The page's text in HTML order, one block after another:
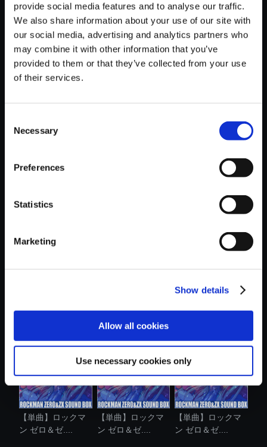
provide social media features and to analyse our traffic.
We also share information about your use of our site with
our social media, advertising and analytics partners who
may combine it with other information that you’ve
provided to them or that they’ve collected from your use
of their services.
Selection
Necessary
Preferences
Statistics
Marketing
Show details
Allow all cookies
Use necessary cookies only
【単曲】ロックマン ゼロ＆ゼク
ス サウンドBOX クール・ウォ
ーター
おすすめ商品
ン ゼロ＆ゼ....
ン ゼロ＆ゼ....
ン ゼロ＆ゼ....
【単曲】ロックマ
ン ゼロ＆ゼ....
【単曲】ロックマ
ン ゼロ＆ゼ....
【単曲】ロックマ
ン ゼロ＆ゼ....